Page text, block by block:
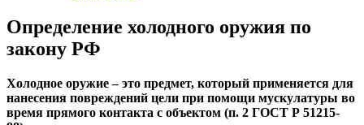
Определение холодного оружия по
закону РФ
Холодное оружие – это предмет, который применяется для
нанесения повреждений цели при помощи мускулатуры во
время прямого контакта с объектом (п. 2 ГОСТ Р 51215-